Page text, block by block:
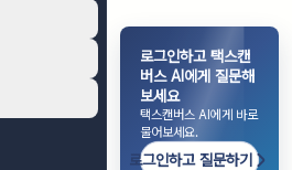
로그인하고 택스캔
버스 AI에게 질문해
보세요
택스캔버스 AI에게 바로
물어보세요.
로그인하고 질문하기